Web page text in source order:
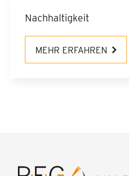
Nachhaltigkeit
MEHR ERFAHREN